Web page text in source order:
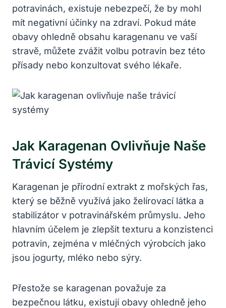
potravinách, existuje nebezpečí, že by mohl
mít negativní účinky na zdraví. Pokud máte
obavy ohledně obsahu karagenanu ve vaší
stravě, můžete zvážit volbu potravin bez této
přísady nebo konzultovat svého lékaře.
Jak Karagenan Ovlivňuje Naše
Trávicí Systémy
Karagenan je přírodní extrakt z mořských řas,
který se běžně využívá jako želírovací látka a
stabilizátor v potravinářském průmyslu. Jeho
hlavním účelem je zlepšit texturu a konzistenci
potravin, zejména v mléčných výrobcích jako
jsou jogurty, mléko nebo sýry.
Přestože se karagenan považuje za
bezpečnou látku, existují obavy ohledně jeho